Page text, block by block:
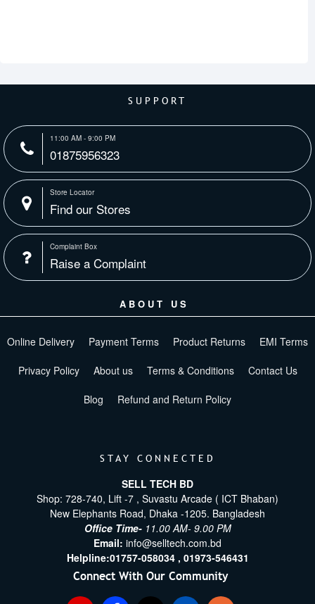
SUPPORT
11:00 AM - 9:00 PM
01875956323
Store Locator
Find our Stores
Complaint Box
Raise a Complaint
ABOUT US
Online Delivery Payment Terms Product Returns EMI Terms
Privacy Policy About us Terms & Conditions Contact Us
Blog Refund and Return Policy
STAY CONNECTED
SELL TECH BD
Shop: 728-740, Lift -7 , Suvastu Arcade ( ICT Bhaban)
New Elephants Road, Dhaka -1205. Bangladesh
Office Time- 11.00 AM- 9.00 PM
Email: info@selltech.com.bd
Helpline:01757-058034 , 01973-546431
Connect With Our Community